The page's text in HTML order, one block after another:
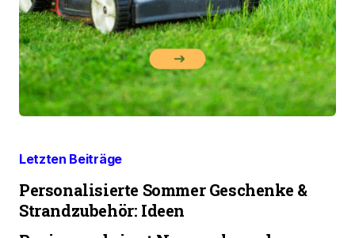
Letzten Beiträge
Personalisierte Sommer Geschenke &
Strandzubehör: Ideen